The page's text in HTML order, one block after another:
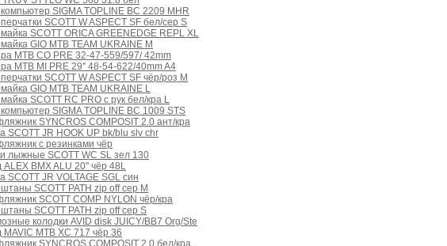
SIGMA TOPLINE BC 2209 MHR
SCOTT W ASPECT SF бел/сер S
SCOTT ORICA GREENEDGE REPL XL
GIO MTB TEAM UKRAINE M
MTB CO PRE 32-47-559/597/ 42mm
MTB MI PRE 29'' 48-54-622/40mm A4
SCOTT W ASPECT SF чёр/роз M
GIO MTB TEAM UKRAINE L
SCOTT RC PRO с рук бел/кра L
SIGMA TOPLINE BC 1009 STS
SYNCROS COMPOSIT 2.0 ант/кра
SCOTT JR HOOK UP bk/blu slv chr
с резинками чёр
лыжные SCOTT WC SL зел 130
ALEX BMX ALU 20'' чёр 48L
SCOTT JR VOLTAGE SGL син
SCOTT PATH zip off сер M
SCOTT COMP NYLON чёр/кра
SCOTT PATH zip off сер S
колодки AVID disk JUICY/BB7 Org/Ste
MAVIC MTB XC 717 чёр 36